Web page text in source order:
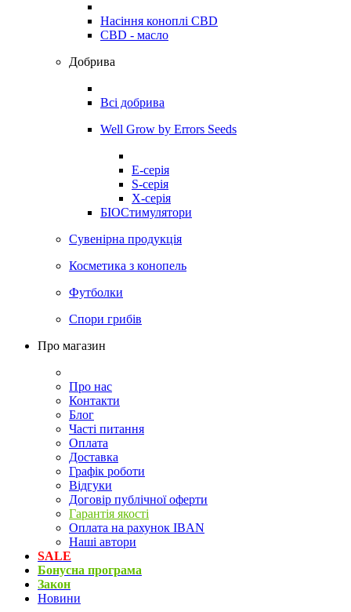
Насіння коноплі CBD
CBD - масло
Добрива
Всі добрива
Well Grow by Errors Seeds
E-серія
S-серія
X-серія
БІОСтимулятори
Сувенірна продукція
Косметика з конопель
Футболки
Спори грибів
Про магазин
Про нас
Контакти
Блог
Часті питання
Оплата
Доставка
Графік роботи
Відгуки
Договір публічної оферти
Гарантія якості
Оплата на рахунок IBAN
Наші автори
SALE
Бонусна програма
Закон
Новини